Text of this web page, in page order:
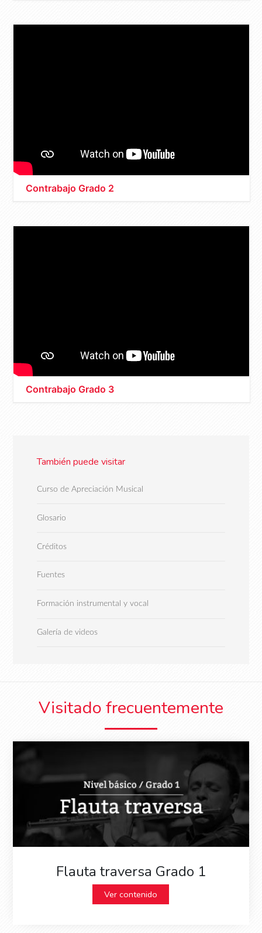
Contrabajo Grado 2
Contrabajo Grado 3
También puede visitar
Curso de Apreciación Musical
Glosario
Créditos
Fuentes
Formación instrumental y vocal
Galería de videos
Visitado frecuentemente
Flauta traversa Grado 1
Ver contenido